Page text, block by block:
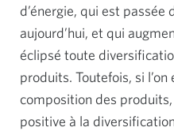
d’énergie, qui est
aujourd’hui, et qui
éclipsé toute
produits. Toutefois, si l’on
composition des
positive à la